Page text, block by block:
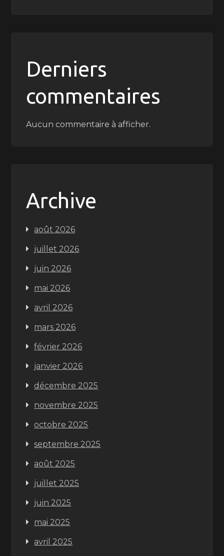
Derniers
commentaires
Aucun commentaire à afficher.
Archive
août 2026
juillet 2026
juin 2026
mai 2026
avril 2026
mars 2026
février 2026
janvier 2026
décembre 2025
novembre 2025
octobre 2025
septembre 2025
août 2025
juillet 2025
juin 2025
mai 2025
avril 2025